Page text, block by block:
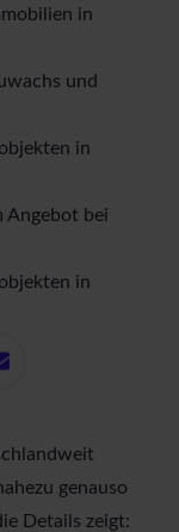
in
und
in
Angebot bei
in
genauso
Details zeigt: